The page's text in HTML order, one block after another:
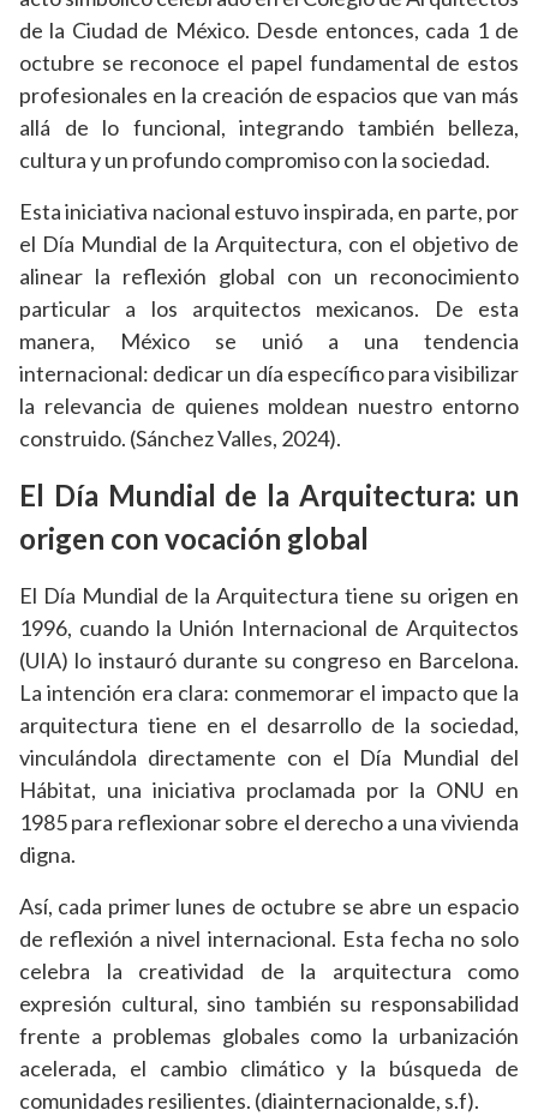
de la Ciudad de México. Desde entonces, cada 1 de
octubre se reconoce el papel fundamental de estos
profesionales en la creación de espacios que van más
allá de lo funcional, integrando también belleza,
cultura y un profundo compromiso con la sociedad.
Esta iniciativa nacional estuvo inspirada, en parte, por
el Día Mundial de la Arquitectura, con el objetivo de
alinear la reflexión global con un reconocimiento
particular a los arquitectos mexicanos. De esta
manera, México se unió a una tendencia
internacional: dedicar un día específico para visibilizar
la relevancia de quienes moldean nuestro entorno
construido. (Sánchez Valles, 2024).
El Día Mundial de la Arquitectura: un
origen con vocación global
El Día Mundial de la Arquitectura tiene su origen en
1996, cuando la Unión Internacional de Arquitectos
(UIA) lo instauró durante su congreso en Barcelona.
La intención era clara: conmemorar el impacto que la
arquitectura tiene en el desarrollo de la sociedad,
vinculándola directamente con el Día Mundial del
Hábitat, una iniciativa proclamada por la ONU en
1985 para reflexionar sobre el derecho a una vivienda
digna.
Así, cada primer lunes de octubre se abre un espacio
de reflexión a nivel internacional. Esta fecha no solo
celebra la creatividad de la arquitectura como
expresión cultural, sino también su responsabilidad
frente a problemas globales como la urbanización
acelerada, el cambio climático y la búsqueda de
comunidades resilientes. (diainternacionalde, s.f).